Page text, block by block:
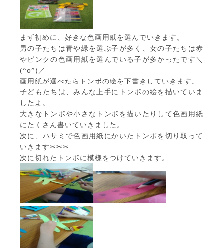
まず初めに、好きな色画用紙を選んでいきます。
男の子たちは青や緑を選ぶ子が多く、女の子たちは赤
やピンクの色画用紙を選んでいる子が多かったです＼
(^o^)／
画用紙が選べたらトンボの絵を下書きしていきます。
子どもたちは、みんな上手にトンボの絵を描いていま
したよ。
大きなトンボや小さなトンボを描いたりして色画用紙
にたくさん書いていきました。
次に、ハサミで色画用紙にかいたトンボを切り取って
いきます✂✂✂
次に切れたトンボに模様をつけていきます。